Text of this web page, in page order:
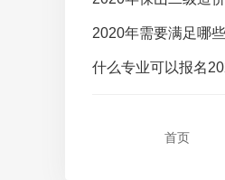
2020年需要满足哪
什么专业可以报名
首页